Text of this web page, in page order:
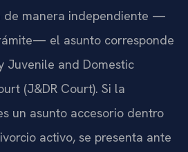
de manera independiente —
el asunto corresponde
Juvenile and Domestic
(J&DR Court). Si la
un asunto accesorio dentro
activo, se presenta ante